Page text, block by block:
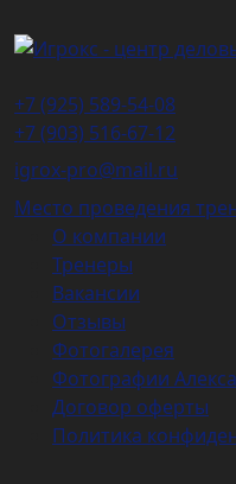
+7 (925) 589-54-08
+7 (903) 516-67-12
igrox-pro@mail.ru
Место проведения
О компании
Тренеры
Вакансии
Отзывы
Фотогалерея
Фотографии
Договор оферты
Политика